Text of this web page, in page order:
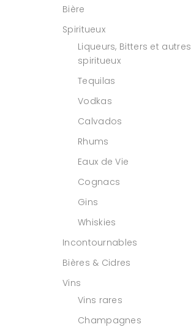
Bière
Spiritueux
Liqueurs, Bitters et autres
spiritueux
Tequilas
Vodkas
Calvados
Rhums
Eaux de Vie
Cognacs
Gins
Whiskies
Incontournables
Bières & Cidres
Vins
Vins rares
Champagnes